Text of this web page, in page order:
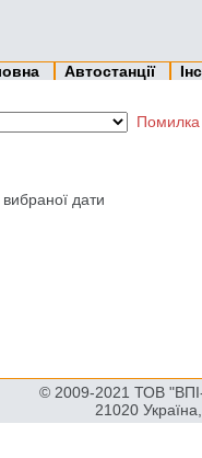
Автостанції
вибраної дати
© 2009-2021 ТОВ
21020